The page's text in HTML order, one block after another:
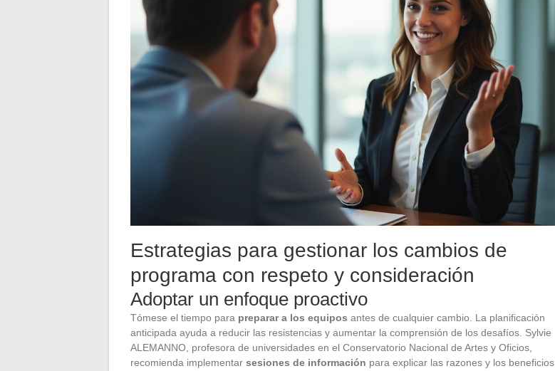
Estrategias para gestionar los cambios de
programa con respeto y consideración
Adoptar un enfoque proactivo
Tómese el tiempo para preparar a los equipos antes de cualquier cambio. La planificación
anticipada ayuda a reducir las resistencias y aumentar la comprensión de los desafíos. Sylvie
ALEMANNO, profesora de universidades en el Conservatorio Nacional de Artes y Oficios,
recomienda implementar sesiones de información para explicar las razones y los beneficios